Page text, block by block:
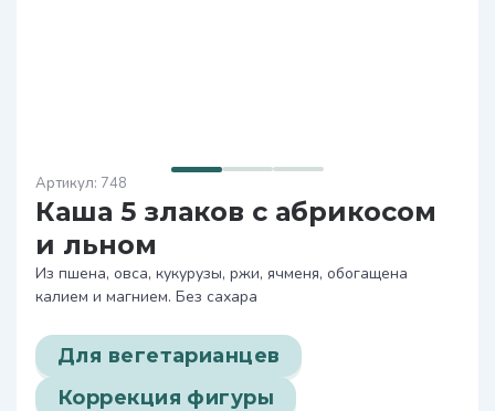
Каша 5 злаков с абрикосом
и льном
Из пшена, овса, кукурузы, ржи, ячменя, обогащена
калием и магнием. Без сахара
748
Для вегетарианцев
Коррекция фигуры